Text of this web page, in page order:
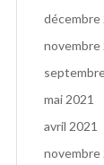
décembre
novembre
mai 2021
avril 2021
novembre